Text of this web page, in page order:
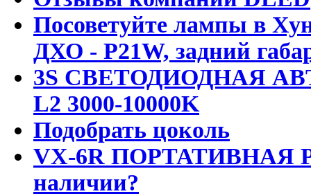
Посоветуйте лампы в
ДХО - P21W, задний
3S СВЕТОДИОДНАЯ
L2 3000-10000K
Подобрать цоколь
VX-6R ПОРТАТИВНАЯ
наличии?